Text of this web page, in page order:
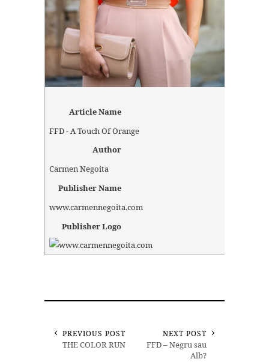
Article Name
FFD - A Touch Of Orange
Author
Carmen Negoita
Publisher Name
www.carmennegoita.com
Publisher Logo
PREVIOUS POST
THE COLOR RUN
NEXT POST
FFD – Negru sau
Alb?